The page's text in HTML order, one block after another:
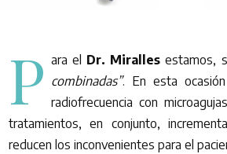
P ara el Dr. Mirallesestamos,
combinadas”. En esta
radiofrecuencia con
tratamientos, en conjunto,
reducen los inconvenientes para el